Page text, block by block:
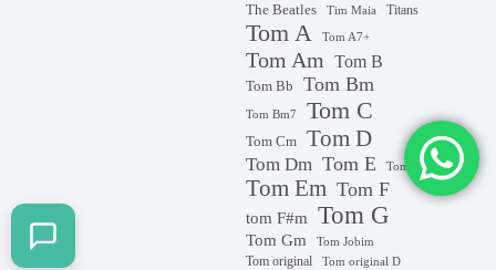
The Beatles Tim Maia Titans
Tom A Tom A7+
Tom Am Tom B
Tom Bb Tom Bm
Tom Bm7 Tom C
Tom Cm Tom D
Tom Dm Tom E Tom Eb
Tom Em Tom F
tom F#m Tom G
Tom Gm Tom Jobim
Tom original Tom original D